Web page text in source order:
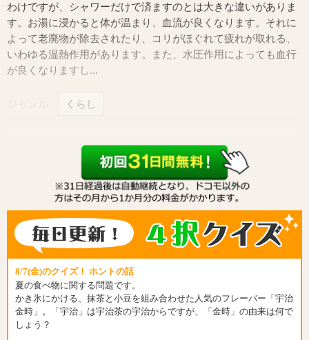
わけですが、シャワーだけで済ますのとは大きな違いがありま
す。お湯に浸かると体が温まり、血流が良くなります。それに
よって老廃物が除去されたり、コリがほぐれて疲れが取れる、
いわゆる温熱作用があります。また、水圧作用によっても血行
が良くなりますし...
くらし
8/7(金)のクイズ！ ホントの話
夏の食べ物に関する問題です。
かき氷にかける、抹茶と小豆を組み合わせた人気のフレーバー「宇治
金時」。「宇治」は宇治茶の宇治からですが、「金時」の由来は何で
しょう？